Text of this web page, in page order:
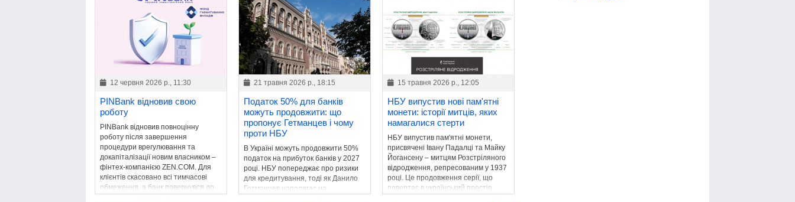
12 червня 2026 р., 11:30
PINBank відновив свою
роботу
PINBank відновив повноцінну
роботу після завершення
процедури врегулювання та
докапіталізації новим власником –
фінтех-компанією ZEN.COM. Для
клієнтів скасовано всі тимчасові
обмеження, а банк повернувся до
звичайної діяльності.
21 травня 2026 р., 18:15
Податок 50% для банків
можуть продовжити: що
пропонує Гетманцев і чому
проти НБУ
В Україні можуть продовжити 50%
податок на прибуток банків у 2027
році. НБУ попереджає про ризики
для кредитування, тоді як Данило
Гетманцев наполягає на
15 травня 2026 р., 12:05
НБУ випустив нові пам'ятні
монети: історії митців, яких
намагалися стерти
НБУ випустив пам'ятні монети,
присвячені Івану Падалці та Майку
Йогансену – митцям Розстріляного
відродження, репресованим у 1937
році. Це продовження серії, що
повертає в український простір